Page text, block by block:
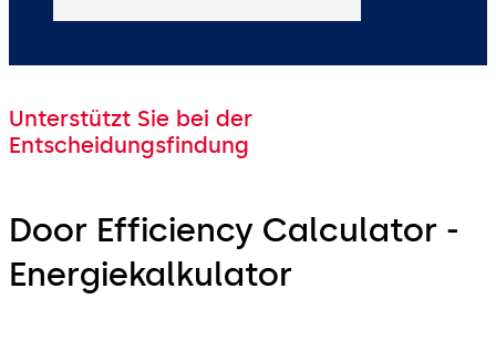
Unterstützt Sie bei der
Entscheidungsfindung
Door Efficiency Calculator -
Energiekalkulator